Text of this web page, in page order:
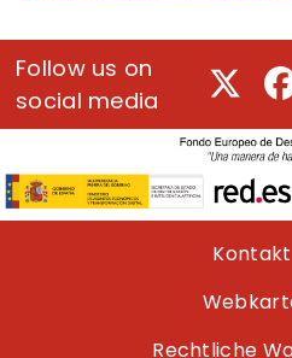
Follow us on
social media
Pie de páginaKontakt
Rechtliche